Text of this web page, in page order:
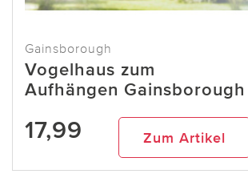
Gainsborough
Vogelhaus zum
Aufhängen Gainsborough
17,99 Zum Artikel